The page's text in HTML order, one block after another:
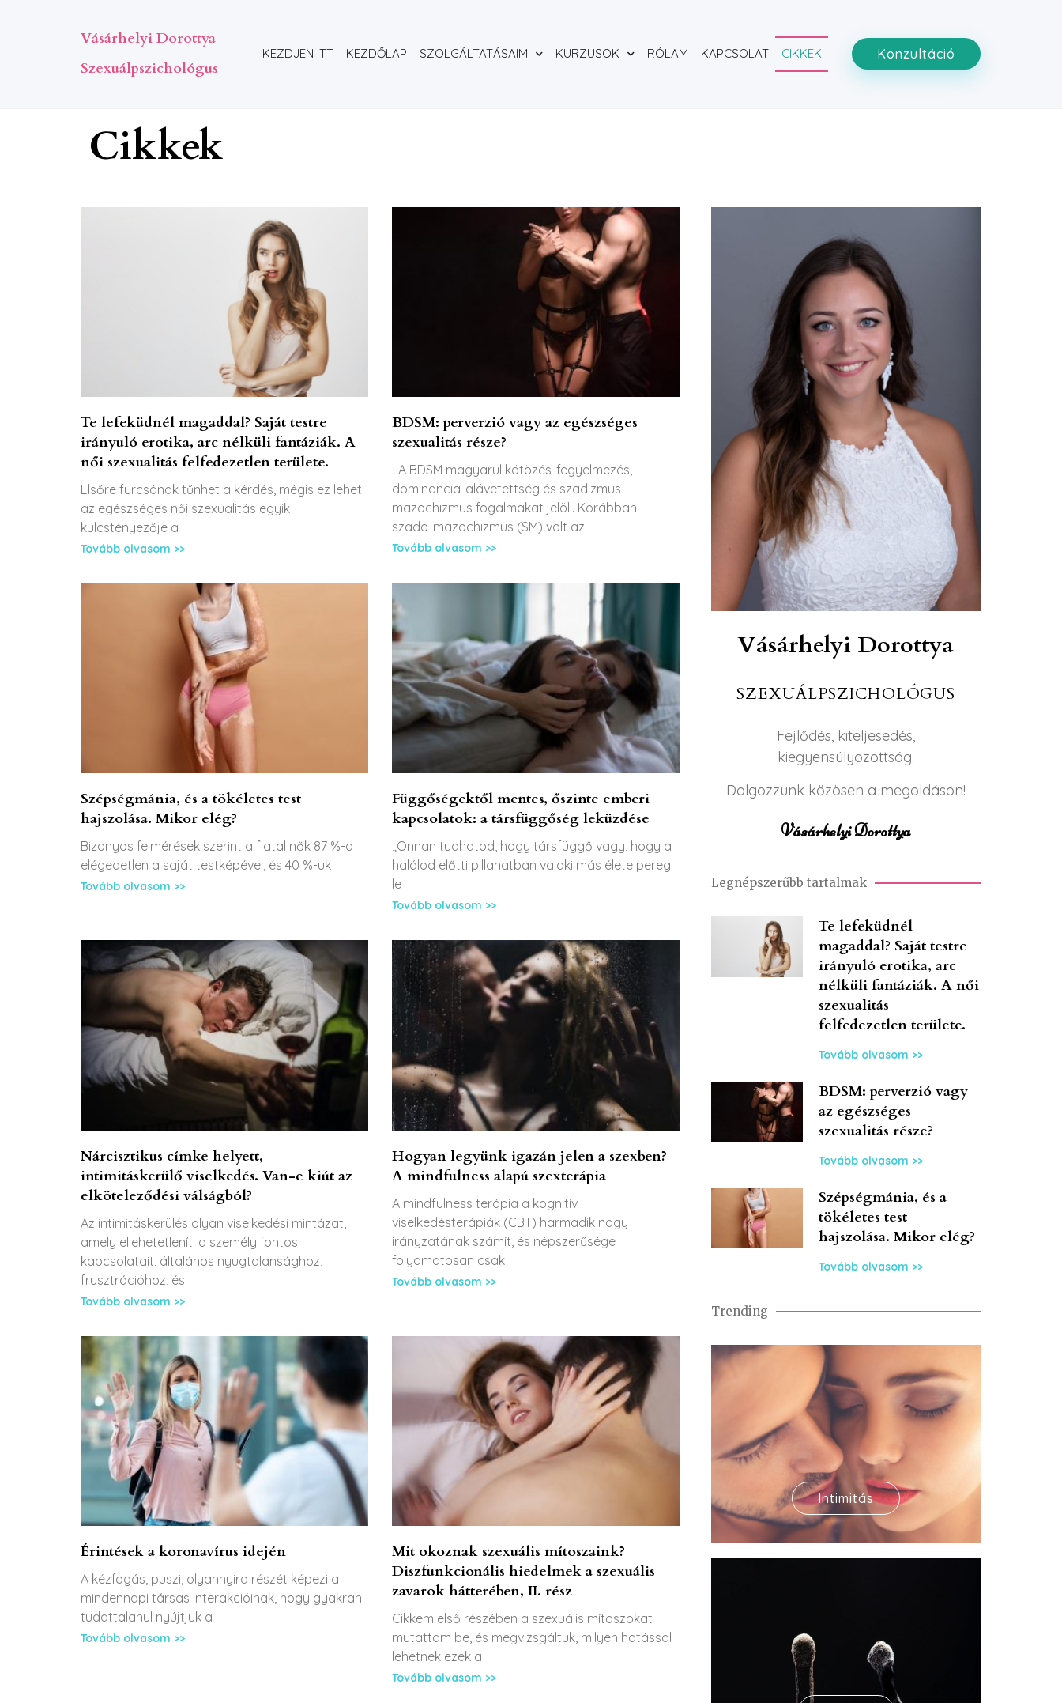
Vásárhelyi Dorottya
Szexuálpszichológus
KEZDJEN ITT KEZDŐLAP SZOLGÁLTATÁSAIM KURZUSOK RÓLAM KAPCSOLAT CIKKEK Konzultáció
Cikkek
Te lefeküdnél magaddal? Saját testre
irányuló erotika, arc nélküli fantáziák. A
női szexualitás felfedezetlen területe.
Elsőre furcsának tűnhet a kérdés, mégis ez lehet
az egészséges női szexualitás egyik
kulcstényezője a
Tovább olvasom >>
BDSM: perverzió vagy az egészséges
szexualitás része?
A BDSM magyarul kötözés-fegyelmezés,
dominancia-alávetettség és szadizmus-
mazochizmus fogalmakat jelöli. Korábban
szado-mazochizmus (SM) volt az
Tovább olvasom >>
Szépségmánia, és a tökéletes test
hajszolása. Mikor elég?
Bizonyos felmérések szerint a fiatal nők 87 %-a
elégedetlen a saját testképével, és 40 %-uk
Tovább olvasom >>
Függőségektől mentes, őszinte emberi
kapcsolatok: a társfüggőség leküzdése
„Onnan tudhatod, hogy társfüggő vagy, hogy a
halálod előtti pillanatban valaki más élete pereg
le
Tovább olvasom >>
Nárcisztikus címke helyett,
intimitáskerülő viselkedés. Van-e kiút az
elköteleződési válságból?
Az intimitáskerülés olyan viselkedési mintázat,
amely ellehetetleníti a személy fontos
kapcsolatait, általános nyugtalansághoz,
frusztrációhoz, és
Tovább olvasom >>
Hogyan legyünk igazán jelen a szexben?
A mindfulness alapú szexterápia
A mindfulness terápia a kognitív
viselkedésterápiák (CBT) harmadik nagy
irányzatának számít, és népszerűsége
folyamatosan csak
Tovább olvasom >>
Érintések a koronavírus idején
A kézfogás, puszi, olyannyira részét képezi a
mindennapi társas interakcióinak, hogy gyakran
tudattalanul nyújtjuk a
Tovább olvasom >>
Mit okoznak szexuális mítoszaink?
Diszfunkcionális hiedelmek a szexuális
zavarok hátterében, II. rész
Cikkem első részében a szexuális mítoszokat
mutattam be, és megvizsgáltuk, milyen hatással
lehetnek ezek a
Tovább olvasom >>
Vásárhelyi Dorottya
SZEXUÁLPSZICHOLÓGUS
Fejlődés, kiteljesedés,
kiegyensúlyozottság.
Dolgozzunk közösen a megoldáson!
Vásárhelyi Dorottya
Legnépszerűbb tartalmak
Te lefeküdnél
magaddal? Saját testre
irányuló erotika, arc
nélküli fantáziák. A női
szexualitás
felfedezetlen területe.
Tovább olvasom >>
BDSM: perverzió vagy
az egészséges
szexualitás része?
Tovább olvasom >>
Szépségmánia, és a
tökéletes test
hajszolása. Mikor elég?
Tovább olvasom >>
Trending
Intimitás